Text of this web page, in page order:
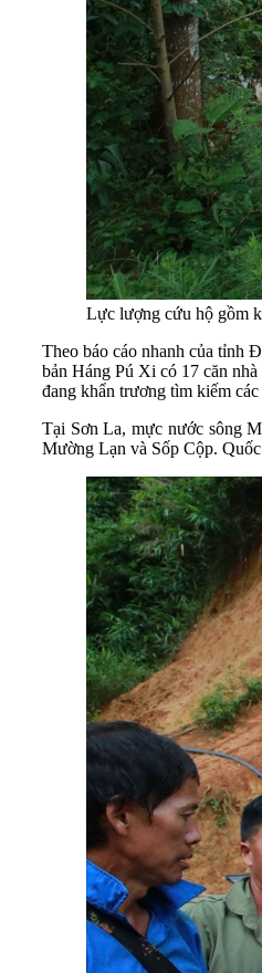
Lực lượng cứu hộ gồm
Theo báo cáo nhanh của tỉnh
bản Háng Pú Xi có 17 căn
đang khẩn trương tìm kiếm
Tại Sơn La, mực nước sông
Mường Lạn và Sốp Cộp.